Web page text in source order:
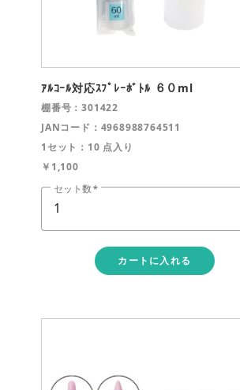
ｱﾙｺｰﾙ対応ｽﾌﾟﾚｰﾎﾞﾄﾙ ６０ml
棚番号：301422
JANコード：4968988764511
1セット：10 点入り
￥1,100
セット数
カートに入れる